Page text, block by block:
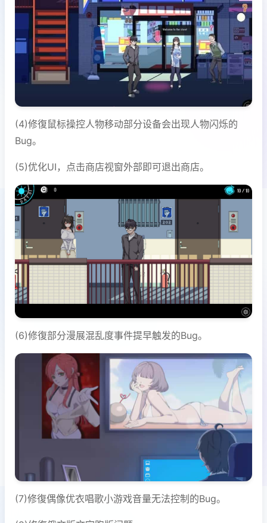
(4)修復鼠标操控人物移动部分设备会出现人物闪烁的
Bug。
(5)优化UI，点击商店视窗外部即可退出商店。
(6)修復部分漫展混乱度事件提早触发的Bug。
(7)修復偶像优衣唱歌小游戏音量无法控制的Bug。